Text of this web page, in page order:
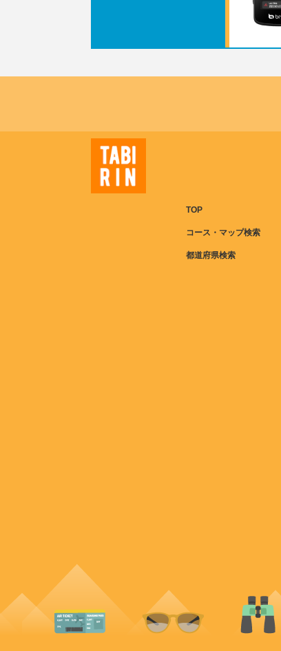
TOP
コース・マップ検索
都道府県検索